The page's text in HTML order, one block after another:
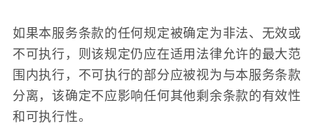
如果本服务条款的任何规定被确定为非法、无效或
不可执行，则该规定仍应在适用法律允许的最大范
围内执行，不可执行的部分应被视为与本服务条款
分离，该确定不应影响任何其他剩余条款的有效性
和可执行性。